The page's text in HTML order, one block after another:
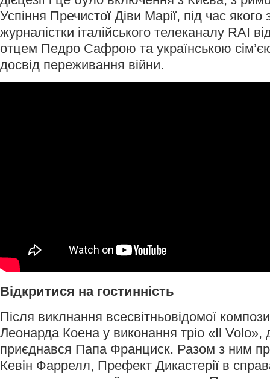
Успіння Пречистої Діви Марії, під час
журналістки італійського телеканалу RAI
отцем Педро Сафрою та українською
досвід переживання війни.
Відкритися на гостинність
Після виклнання всесвітньовідомої
Леонарда Коена у виконання тріо «Il Volo»,
приєднався Папа Франциск. Разом з ним
Кевін Фаррелл, Префект Дикастерії в